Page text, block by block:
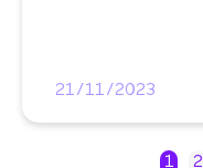
21/11/2023
1 2